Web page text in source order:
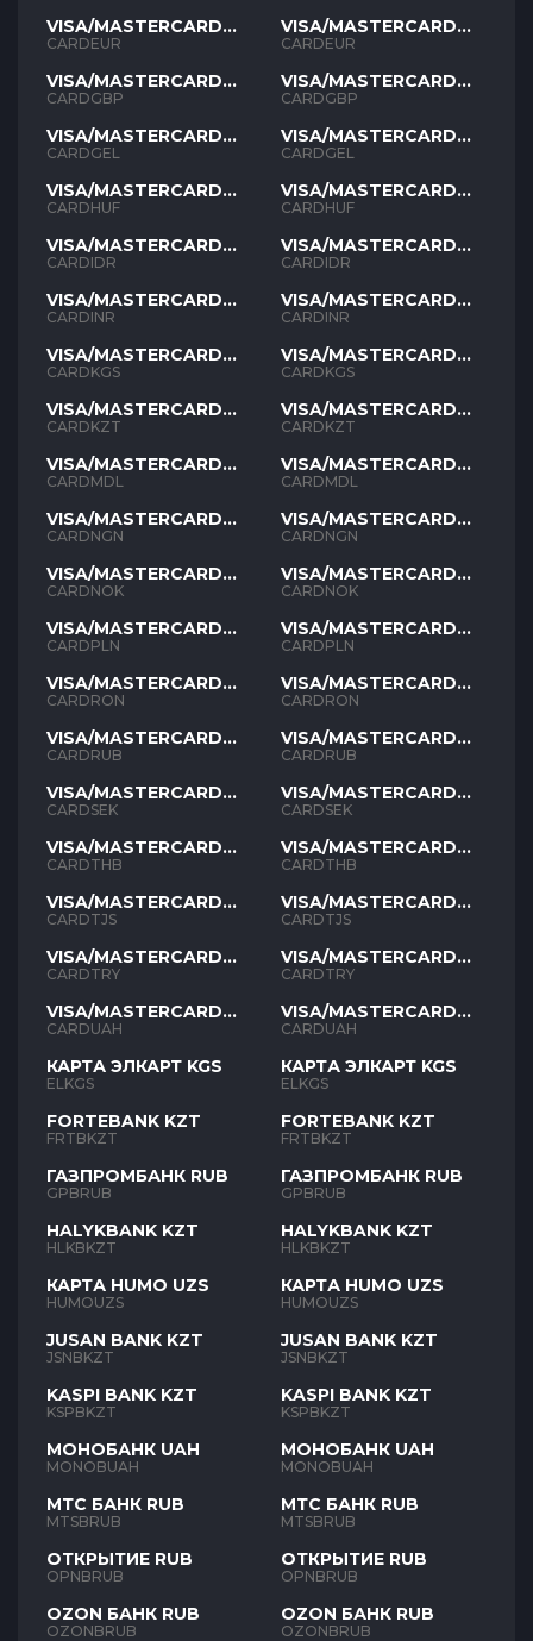
VISA/MASTERCARD
EUR
CARDEUR
VISA/MASTERCARD
GBP
CARDGBP
VISA/MASTERCARD
GEL
CARDGEL
VISA/MASTERCARD
HUF
CARDHUF
VISA/MASTERCARD
IDR
CARDIDR
VISA/MASTERCARD
INR
CARDINR
VISA/MASTERCARD
KGS
CARDKGS
VISA/MASTERCARD
KZT
CARDKZT
VISA/MASTERCARD
MDL
CARDMDL
VISA/MASTERCARD
NGN
CARDNGN
VISA/MASTERCARD
NOK
CARDNOK
VISA/MASTERCARD
PLN
CARDPLN
VISA/MASTERCARD
RON
CARDRON
VISA/MASTERCARD
RUB
CARDRUB
VISA/MASTERCARD
SEK
CARDSEK
VISA/MASTERCARD
THB
CARDTHB
VISA/MASTERCARD
TJS
CARDTJS
VISA/MASTERCARD
TYR
CARDTRY
VISA/MASTERCARD
UAH
CARDUAH
КАРТА ЭЛКАРТ KGS
ELKGS
FORTEBANK KZT
FRTBKZT
ГАЗПРОМБАНК RUB
GPBRUB
HALYKBANK KZT
HLKBKZT
КАРТА HUMO UZS
HUMOUZS
JUSAN BANK KZT
JSNBKZT
KASPI BANK KZT
KSPBKZT
МОНОБАНК UAH
MONOBUAH
МТС БАНК RUB
MTSBRUB
ОТКРЫТИЕ RUB
OPNBRUB
OZON БАНК RUB
OZONBRUB
VISA/MASTERCARD
EUR
CARDEUR
VISA/MASTERCARD
GBP
CARDGBP
VISA/MASTERCARD
GEL
CARDGEL
VISA/MASTERCARD
HUF
CARDHUF
VISA/MASTERCARD
IDR
CARDIDR
VISA/MASTERCARD
INR
CARDINR
VISA/MASTERCARD
KGS
CARDKGS
VISA/MASTERCARD
KZT
CARDKZT
VISA/MASTERCARD
MDL
CARDMDL
VISA/MASTERCARD
NGN
CARDNGN
VISA/MASTERCARD
NOK
CARDNOK
VISA/MASTERCARD
PLN
CARDPLN
VISA/MASTERCARD
RON
CARDRON
VISA/MASTERCARD
RUB
CARDRUB
VISA/MASTERCARD
SEK
CARDSEK
VISA/MASTERCARD
THB
CARDTHB
VISA/MASTERCARD
TJS
CARDTJS
VISA/MASTERCARD
TYR
CARDTRY
VISA/MASTERCARD
UAH
CARDUAH
КАРТА ЭЛКАРТ KGS
ELKGS
FORTEBANK KZT
FRTBKZT
ГАЗПРОМБАНК RUB
GPBRUB
HALYKBANK KZT
HLKBKZT
КАРТА HUMO UZS
HUMOUZS
JUSAN BANK KZT
JSNBKZT
KASPI BANK KZT
KSPBKZT
МОНОБАНК UAH
MONOBUAH
МТС БАНК RUB
MTSBRUB
ОТКРЫТИЕ RUB
OPNBRUB
OZON БАНК RUB
OZONBRUB